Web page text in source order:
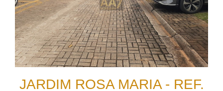
JARDIM ROSA MARIA - REF.